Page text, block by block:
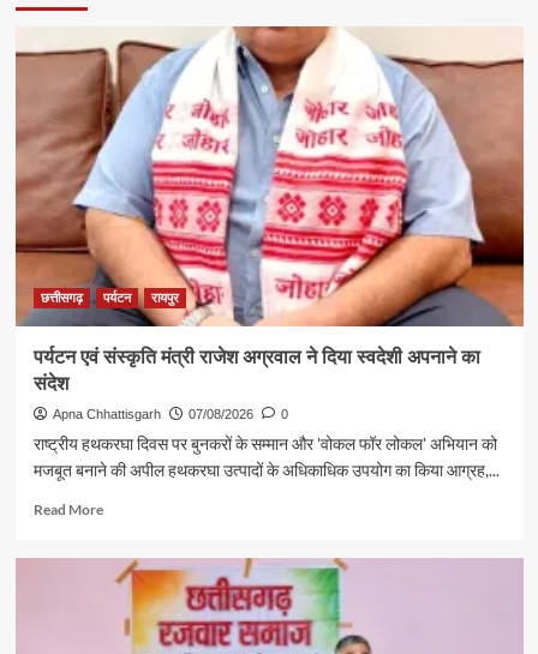
छत्तीसगढ़ पर्यटन रायपुर
पर्यटन एवं संस्कृति मंत्री राजेश अग्रवाल ने दिया स्वदेशी अपनाने का
संदेश
Apna Chhattisgarh 07/08/2026 0
राष्ट्रीय हथकरघा दिवस पर बुनकरों के सम्मान और 'वोकल फॉर लोकल' अभियान को
मजबूत बनाने की अपील हथकरघा उत्पादों के अधिकाधिक उपयोग का किया आग्रह,...
Read MoreRead
पर्यटन
संस्कृति